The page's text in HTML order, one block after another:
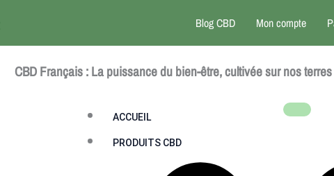
Blog CBD Mon compte
CBD Français : La puissance du bien-être, cultivée sur nos terres
ACCUEIL
PRODUITS CBD